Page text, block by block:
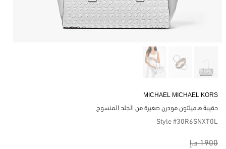
MICHAEL MICHAEL KORS
حقيبة هاميلتون مودرن صغيرة من الجلد المنسوج
Style #30R6SNXT0L
1900 د.إ